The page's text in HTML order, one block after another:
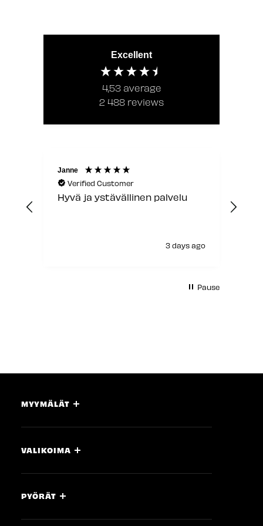
Excellent
4,53 average
2 488 reviews
Janne
Verified Customer
Hyvä ja ystävällinen palvelu
3 days ago
Pause
MYYMÄLÄT
VALIKOIMA
PYÖRÄT